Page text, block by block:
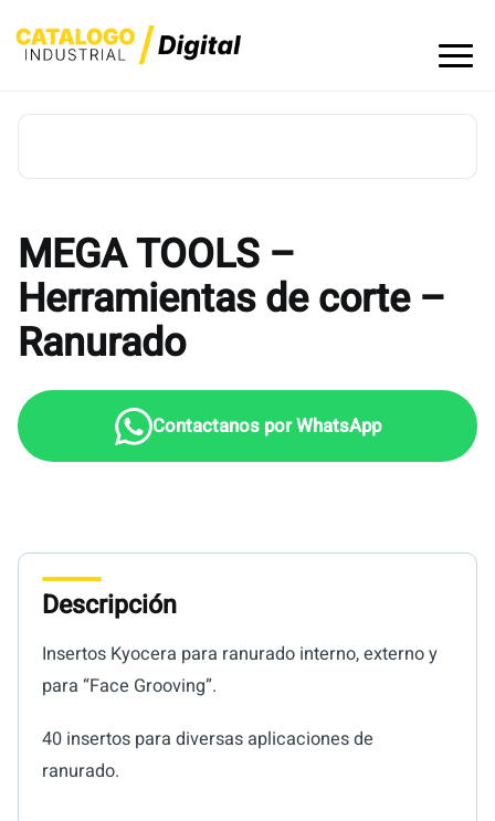
to
MEGA TOOLS –
Herramientas de corte –
Ranurado
Descripción
Insertos Kyocera para ranurado interno, externo y
para “Face Grooving”.
40 insertos para diversas aplicaciones de
ranurado.